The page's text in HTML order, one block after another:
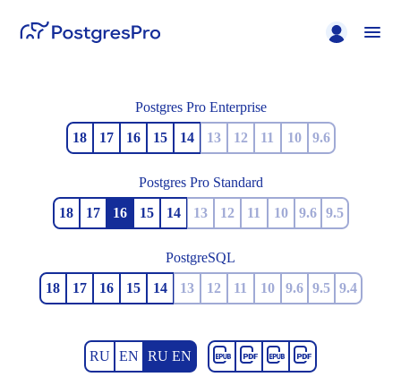
Postgres Pro Enterprise
18
17 16 15 14 13 12 11 10 9.6
Postgres Pro Standard
18
17 16 15 14 13 12 11 10 9.6 9.5
PostgreSQL
18
17 16 15 14 13 12 11 10 9.6 9.5 9.4
RU EN RU EN